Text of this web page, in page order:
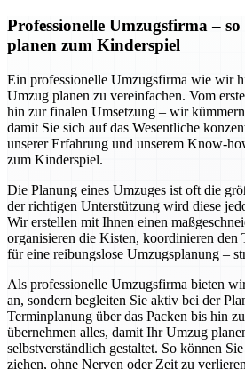
Professionelle Umzugsfirma –
planen zum Kinderspiel
Ein professionelle Umzugsfirma wie wir
Umzug planen zu vereinfachen. Vom
hin zur finalen Umsetzung – wir
damit Sie sich auf das Wesentliche
unserer Erfahrung und unserem Know-
zum Kinderspiel.
Die Planung eines Umzuges ist oft die
der richtigen Unterstützung wird diese
Wir erstellen mit Ihnen einen
organisieren die Kisten, koordinieren den
für eine reibungslose Umzugsplanung –
Als professionelle Umzugsfirma bieten
an, sondern begleiten Sie aktiv bei der
Terminplanung über das Packen bis hin
übernehmen alles, damit Ihr Umzug
selbstverständlich gestaltet. So können
ziehen, ohne Nerven oder Zeit zu